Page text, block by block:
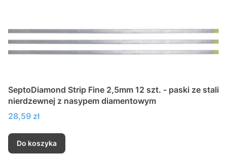
SeptoDiamond Strip Fine 2,5mm 12 szt. - paski ze stali
nierdzewnej z nasypem diamentowym
Cena
28,59 zł
Do koszyka